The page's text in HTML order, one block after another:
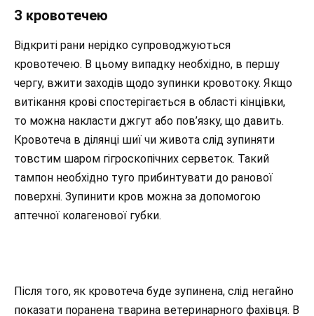
З кровотечею
Відкриті рани нерідко супроводжуються
кровотечею. В цьому випадку необхідно, в першу
чергу, вжити заходів щодо зупинки кровотоку. Якщо
витікання крові спостерігається в області кінцівки,
то можна накласти джгут або пов’язку, що давить.
Кровотеча в ділянці шиї чи живота слід зупиняти
товстим шаром гігроскопічних серветок. Такий
тампон необхідно туго прибинтувати до ранової
поверхні. Зупинити кров можна за допомогою
аптечної колагенової губки.
Після того, як кровотеча буде зупинена, слід негайно
показати поранена тварина ветеринарного фахівця. В